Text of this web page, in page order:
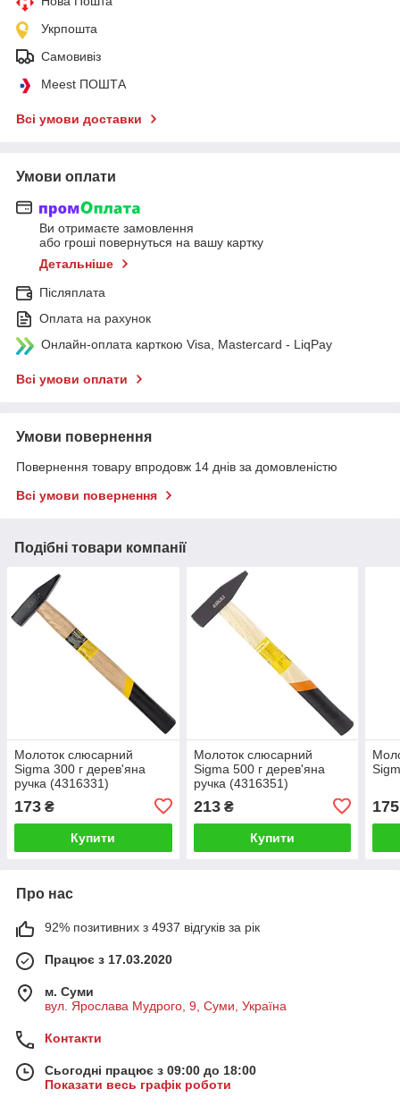
Укрпошта
Самовивіз
Meest ПОШТА
Всі умови доставки
Умови оплати
Ви отримаєте замовлення
або гроші повернуться на вашу картку
Детальніше
Післяплата
Оплата на рахунок
Онлайн-оплата карткою Visa, Mastercard - LiqPay
Всі умови оплати
Умови повернення
Повернення товару впродовж 14 днів за домовленістю
Всі умови повернення
Подібні товари компанії
Молоток слюсарний
Sigma 300 г дерев'яна
ручка (4316331)
173 ₴
Купити
Молоток слюсарний
Sigma 500 г дерев'яна
ручка (4316351)
213₴
Купити
175
Про нас
92% позитивних з 4937 відгуків за рік
Працює з 17.03.2020
м. Суми
вул. Ярослава Мудрого, 9, Суми, Україна
Контакти
Сьогодні працює з 09:00 до 18:00
Показати весь графік роботи